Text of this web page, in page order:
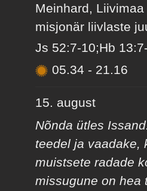
Meinhard, Liivimaa
misjonär liivlaste
Js 52:7-10;Hb
05.34 - 21.16
15. august
Nõnda ütles
teedel ja vaadake,
muistsete radade
missugune on hea